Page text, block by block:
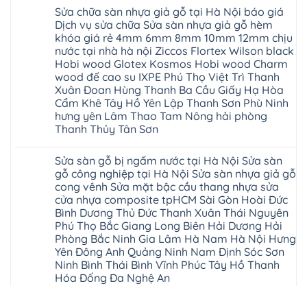
Lào
Cai
Tuyên
Quang
Đà
Nẵng
Gia
Lâm
Phú
Thọ
Hải
Phòng
Sóc
Sơn
Ninh
Bình
Hưng
Yên
Thái
Bình
Hưng
Yên
Đông
Hạ
Long
vệ
sinh
giá
rẻ
tpHCM
Thanh
Xuân
Bắc
Ninh
Ninh
Bình
Đà
Nẵng
Quảng
Ninh
bình
luận
ở
Thợ
sửa
sàn
nhựa
thợ
sửa
sàn
nhà
thợ
sửa
sàn
Hà
Nội
báo
giá
Dịch
vụ
sửa
chữa
Sửa
sàn
nhựa
giả
gỗ
hèm
khóa
Sửa chữa sàn nhựa giả gỗ tại Hà Nội báo giá
Dịch vụ sửa chữa Sửa sàn nhựa giả gỗ hèm
khóa giá rẻ 4mm 6mm 8mm 10mm 12mm chịu
nước tại nhà hà nội Ziccos Flortex Wilson black
Hobi wood Glotex Kosmos Hobi wood Charm
wood đế cao su IXPE Phú Thọ Việt Trì Thanh
Xuân Đoan Hùng Thanh Ba Cầu Giấy Hạ Hòa
Cẩm Khê Tây Hồ Yên Lập Thanh Sơn Phù Ninh
hưng yên Lâm Thao Tam Nông hải phòng
Thanh Thủy Tân Sơn
bình
luận
ở
Sửa
chữa
sàn
nhựa
giả
gỗ
tại
Hà
Nội
báo
giá
Sửa sàn gỗ bị ngấm nước tại Hà Nội Sửa sàn
gỗ công nghiệp tại Hà Nội Sửa sàn nhựa giả gỗ
cong vênh Sửa mặt bậc cầu thang nhựa sửa
cửa nhựa composite tpHCM Sài Gòn Hoài Đức
Bình Dương Thủ Đức Thanh Xuân Thái Nguyên
Phú Thọ Bắc Giang Long Biên Hải Dương Hải
Phòng Bắc Ninh Gia Lâm Hà Nam Hà Nội Hưng
Yên Đông Anh Quảng Ninh Nam Định Sóc Sơn
Ninh Bình Thái Bình Vĩnh Phúc Tây Hồ Thanh
Hóa Đống Đa Nghệ An